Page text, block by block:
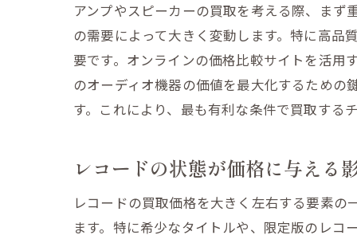
アンプやスピーカーの買取を考える際、ま
の需要によって大きく変動します。特に高
要です。オンラインの価格比較サイトを活用
のオーディオ機器の価値を最大化するため
す。これにより、最も有利な条件で買取する
レコードの状態が価格に与える
レコードの買取価格を大きく左右する要素
ます。特に希少なタイトルや、限定版のレ